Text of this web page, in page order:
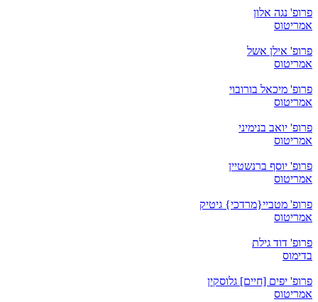
פרופ' נגה אלון
אמריטוס
פרופ' אילן אשל
אמריטוס
פרופ' מיכאל בורובוי
אמריטוס
פרופ' יואב בנימיני
אמריטוס
פרופ' יוסף ברנשטיין
אמריטוס
פרופ' מטביי{מרדכי} גיטיק
אמריטוס
פרופ' דוד גילת
בדימוס
פרופ' יפים [חיים] גלוסקין
אמריטוס